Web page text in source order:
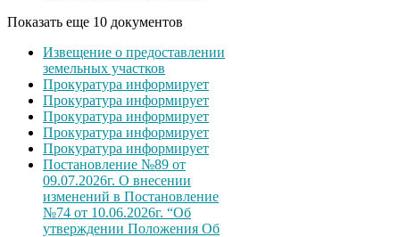
Показать еще 10 документов
Извещение о предоставлении
земельных участков
Прокуратура информирует
Прокуратура информирует
Прокуратура информирует
Прокуратура информирует
Прокуратура информирует
Постановление №89 от
09.07.2026г. О внесении
изменений в Постановление
№74 от 10.06.2026г. “Об
утверждении Положения Об